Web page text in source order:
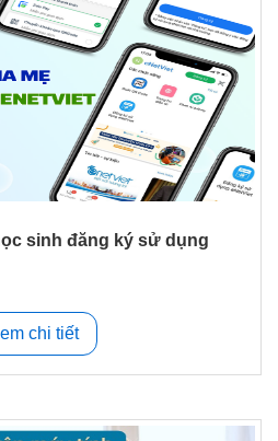
sinh đăng ký sử dụng
chi tiết